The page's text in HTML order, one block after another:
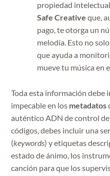
propiedad
Safe Creative que,
pago, te otorga un
melodía. Esto no
que ayuda a
mueve tu música en
Toda esta información debe
impecable en los metadatos
auténtico ADN de control
códigos, debes incluir una
(keywords) y etiquetas
estado de ánimo, los
canción para que los